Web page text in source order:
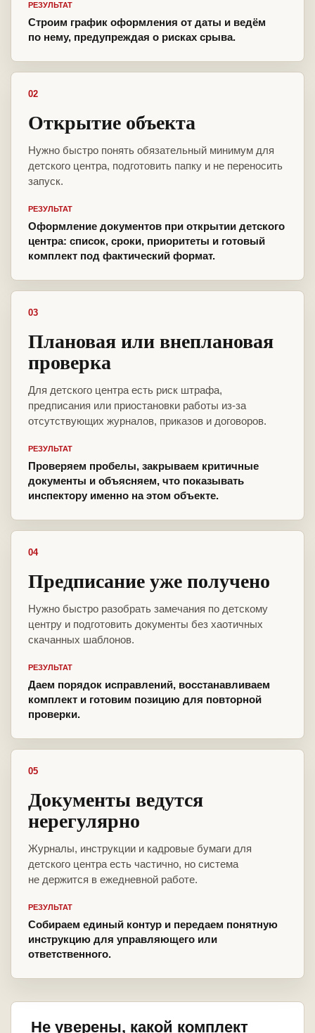
РЕЗУЛЬТАТ
Строим график оформления от даты и ведём
по нему, предупреждая о рисках срыва.
02
Открытие объекта
Нужно быстро понять обязательный минимум для
детского центра, подготовить папку и не переносить
запуск.
РЕЗУЛЬТАТ
Оформление документов при открытии детского
центра: список, сроки, приоритеты и готовый
комплект под фактический формат.
03
Плановая или внеплановая
проверка
Для детского центра есть риск штрафа,
предписания или приостановки работы из-за
отсутствующих журналов, приказов и договоров.
РЕЗУЛЬТАТ
Проверяем пробелы, закрываем критичные
документы и объясняем, что показывать
инспектору именно на этом объекте.
04
Предписание уже получено
Нужно быстро разобрать замечания по детскому
центру и подготовить документы без хаотичных
скачанных шаблонов.
РЕЗУЛЬТАТ
Даем порядок исправлений, восстанавливаем
комплект и готовим позицию для повторной
проверки.
05
Документы ведутся
нерегулярно
Журналы, инструкции и кадровые бумаги для
детского центра есть частично, но система
не держится в ежедневной работе.
РЕЗУЛЬТАТ
Собираем единый контур и передаем понятную
инструкцию для управляющего или
ответственного.
Не уверены, какой комплект